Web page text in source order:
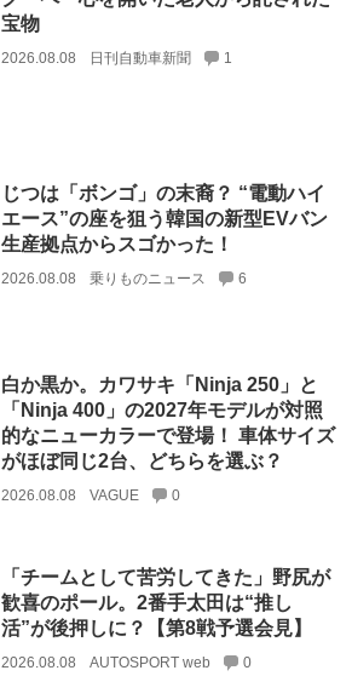
宝物
2026.08.08 日刊自動車新聞 1
じつは「ボンゴ」の末裔？ “電動ハイ
エース”の座を狙う韓国の新型EVバン
生産拠点からスゴかった！
2026.08.08 乗りものニュース 6
白か黒か。カワサキ「Ninja 250」と
「Ninja 400」の2027年モデルが対照
的なニューカラーで登場！ 車体サイズ
がほぼ同じ2台、どちらを選ぶ？
2026.08.08 VAGUE 0
「チームとして苦労してきた」野尻が
歓喜のポール。2番手太田は“推し
活”が後押しに？【第8戦予選会見】
2026.08.08 AUTOSPORT web 0